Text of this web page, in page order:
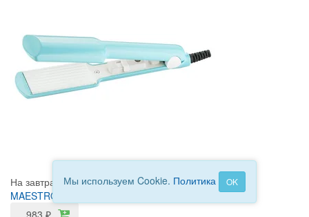
На завтра
Код:7522
MAESTRO Выпрямитель д/волос MR 270
983 ₽
Мы используем Cookie. Политика OK